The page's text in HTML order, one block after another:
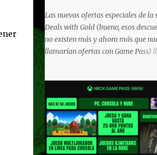
Las nuevas ofertas especiales de la
Deals with Gold (bueno, esos
no existen más y ahora más que
llamarían ofertas con Game Pass)
10/11, varios de los juegos que están
oferta también cuentan con
Xbox Play Anywhere, lo que nos
jugarlos y mantener un progreso
compartido en Windows PC y
tenemos un listado de juegos